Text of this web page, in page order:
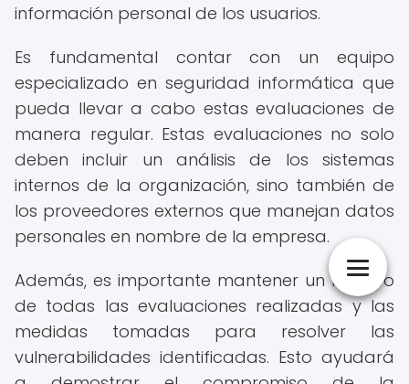
información personal de los usuarios.
Es fundamental contar con un equipo
especializado en seguridad informática que
pueda llevar a cabo estas evaluaciones de
manera regular. Estas evaluaciones no solo
deben incluir un análisis de los sistemas
internos de la organización, sino también de
los proveedores externos que manejan datos
personales en nombre de la empresa.
Además, es importante mantener un registro
de todas las evaluaciones realizadas y las
medidas tomadas para resolver las
vulnerabilidades identificadas. Esto ayudará